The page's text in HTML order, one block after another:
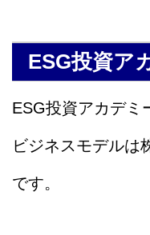
ESG投資ア
ESG投資アカデミ
ビジネスモデルは
です。